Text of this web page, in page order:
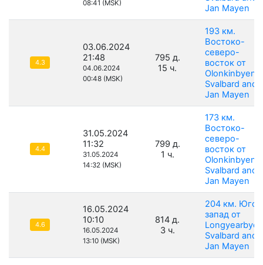
08:41 (MSK)
Jan Mayen
4.3
03.06.2024
21:48
04.06.2024
00:48 (MSK)
795 д.
15 ч.
193 км.
Востоко-
северо-
восток от
Olonkinbyen,
Svalbard and
Jan Mayen
4.4
31.05.2024
11:32
31.05.2024
14:32 (MSK)
799 д.
1 ч.
173 км.
Востоко-
северо-
восток от
Olonkinbyen,
Svalbard and
Jan Mayen
4.6
16.05.2024
10:10
16.05.2024
13:10 (MSK)
814 д.
3 ч.
204 км. Юго-
запад от
Svalbard and
Jan Mayen